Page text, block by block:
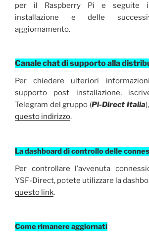
per il Raspberry Pi e seguite
installazione e delle
aggiornamento.
Canale chat di supporto alla
Per chiedere ulteriori
supporto post installazione,
Telegram del gruppo (Pi-Direct Italia
questo indirizzo.
La dashboard di controllo delle
Per controllare l’avvenuta
YSF-Direct, potete utilizzare la
questo link.
Come rimanereaggiornati